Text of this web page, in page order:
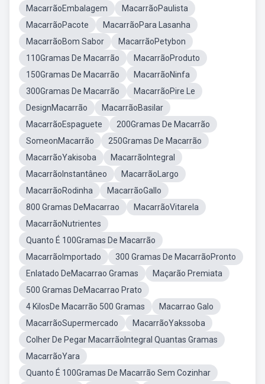
MacarrãoEmbalagem
MacarrãoPaulista
MacarrãoPacote
MacarrãoPara Lasanha
MacarrãoBom Sabor
MacarrãoPetybon
110Gramas De Macarrão
MacarrãoProduto
150Gramas De Macarrão
MacarrãoNinfa
300Gramas De Macarrão
MacarrãoPire Le
DesignMacarrão
MacarrãoBasilar
MacarrãoEspaguete
200Gramas De Macarrão
SomeonMacarrão
250Gramas De Macarrão
MacarrãoYakisoba
MacarrãoIntegral
MacarrãoInstantâneo
MacarrãoLargo
MacarrãoRodinha
MacarrãoGallo
800 Gramas DeMacarrao
MacarrãoVitarela
MacarrãoNutrientes
Quanto É 100Gramas De Macarrão
MacarrãoImportado
300 Gramas De MacarrãoPronto
Enlatado DeMacarrao Gramas
Maçarão Premiata
500 Gramas DeMacarrao Prato
4 KilosDe Macarrão 500 Gramas
Macarrao Galo
MacarrãoSupermercado
MacarrãoYakssoba
Colher De Pegar MacarrãoIntegral Quantas Gramas
MacarrãoYara
Quanto É 100Gramas De Macarrão Sem Cozinhar